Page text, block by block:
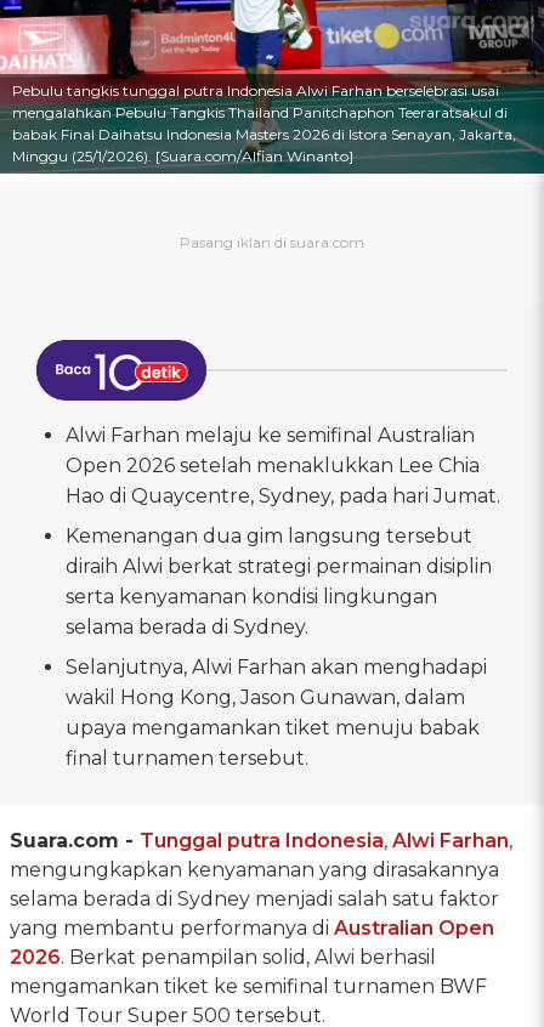
Pebulu tangkis tunggal putra Indonesia Alwi Farhan berselebrasi usai
mengalahkan Pebulu Tangkis Thailand Panitchaphon Teeraratsakul di
babak Final Daihatsu Indonesia Masters 2026 di Istora Senayan, Jakarta,
Minggu (25/1/2026). [Suara.com/Alfian Winanto]
Alwi Farhan melaju ke semifinal Australian
Open 2026 setelah menaklukkan Lee Chia
Hao di Quaycentre, Sydney, pada hari Jumat.
Kemenangan dua gim langsung tersebut
diraih Alwi berkat strategi permainan disiplin
serta kenyamanan kondisi lingkungan
selama berada di Sydney.
Selanjutnya, Alwi Farhan akan menghadapi
wakil Hong Kong, Jason Gunawan, dalam
upaya mengamankan tiket menuju babak
final turnamen tersebut.
Suara.com - Tunggal putra Indonesia, Alwi Farhan,
mengungkapkan kenyamanan yang dirasakannya
selama berada di Sydney menjadi salah satu faktor
yang membantu performanya di Australian Open
2026. Berkat penampilan solid, Alwi berhasil
mengamankan tiket ke semifinal turnamen BWF
World Tour Super 500 tersebut.